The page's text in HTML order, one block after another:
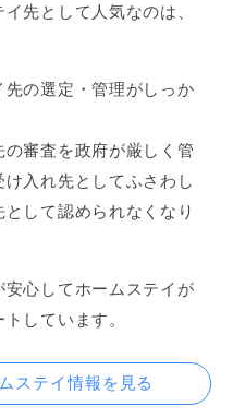
先として人気なのは、
の選定・管理がしっか
審査を政府が厳しく管
入れ先としてふさわし
して認められなくなり
心してホームステイが
トしています。
ステイ情報を見る